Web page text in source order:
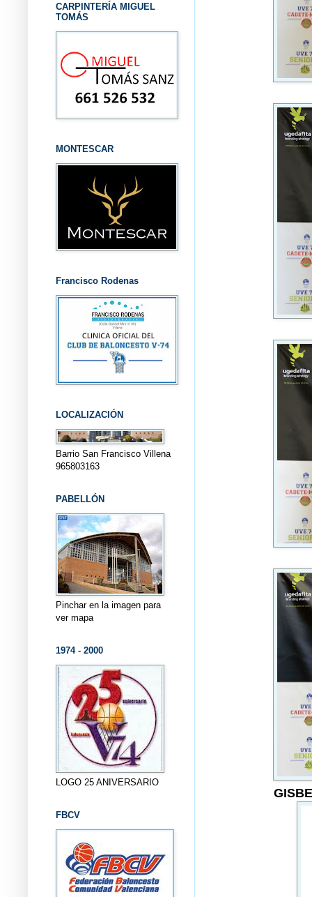
CARPINTERÍA MIGUEL
TOMÁS
MONTESCAR
Francisco Rodenas
LOCALIZACIÓN
Barrio San Francisco Villena
965803163
PABELLÓN
Pinchar en la imagen para
ver mapa
1974 - 2000
LOGO 25 ANIVERSARIO
FBCV